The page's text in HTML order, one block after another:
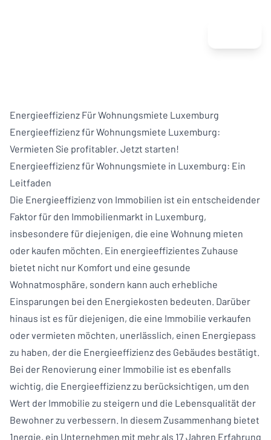
Energieeffizienz Für Wohnungsmiete Luxemburg
Energieeffizienz für Wohnungsmiete Luxemburg:
Vermieten Sie profitabler. Jetzt starten!
Energieeffizienz für Wohnungsmiete in Luxemburg: Ein
Leitfaden
Die Energieeffizienz von Immobilien ist ein entscheidender
Faktor für den Immobilienmarkt in Luxemburg,
insbesondere für diejenigen, die eine Wohnung mieten
oder kaufen möchten. Ein energieeffizientes Zuhause
bietet nicht nur Komfort und eine gesunde
Wohnatmosphäre, sondern kann auch erhebliche
Einsparungen bei den Energiekosten bedeuten. Darüber
hinaus ist es für diejenigen, die eine Immobilie verkaufen
oder vermieten möchten, unerlässlich, einen Energiepass
zu haben, der die Energieeffizienz des Gebäudes bestätigt.
Bei der Renovierung einer Immobilie ist es ebenfalls
wichtig, die Energieeffizienz zu berücksichtigen, um den
Wert der Immobilie zu steigern und die Lebensqualität der
Bewohner zu verbessern. In diesem Zusammenhang bietet
1nergie, ein Unternehmen mit mehr als 17 Jahren Erfahrung